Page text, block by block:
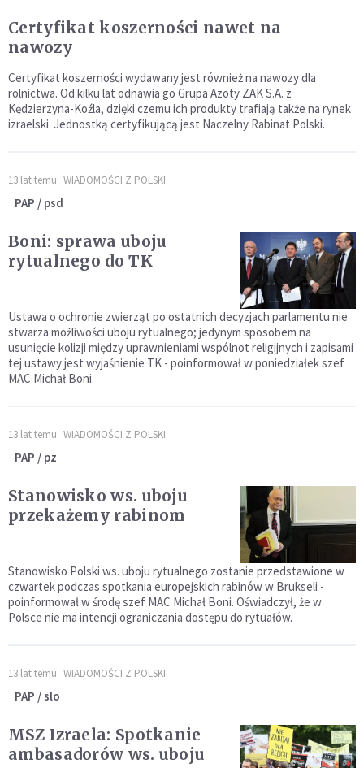
Certyfikat koszerności nawet na
nawozy
Certyfikat koszerności wydawany jest również na nawozy dla
rolnictwa. Od kilku lat odnawia go Grupa Azoty ZAK S.A. z
Kędzierzyna-Koźla, dzięki czemu ich produkty trafiają także na rynek
izraelski. Jednostką certyfikującą jest Naczelny Rabinat Polski.
13 lat temu WIADOMOŚCI Z POLSKI
PAP / psd
Boni: sprawa uboju
rytualnego do TK
Ustawa o ochronie zwierząt po ostatnich decyzjach parlamentu nie
stwarza możliwości uboju rytualnego; jedynym sposobem na
usunięcie kolizji między uprawnieniami wspólnot religijnych i zapisami
tej ustawy jest wyjaśnienie TK - poinformował w poniedziałek szef
MAC Michał Boni.
13 lat temu WIADOMOŚCI Z POLSKI
PAP / pz
Stanowisko ws. uboju
przekażemy rabinom
Stanowisko Polski ws. uboju rytualnego zostanie przedstawione w
czwartek podczas spotkania europejskich rabinów w Brukseli -
poinformował w środę szef MAC Michał Boni. Oświadczył, że w
Polsce nie ma intencji ograniczania dostępu do rytuałów.
13 lat temu WIADOMOŚCI Z POLSKI
PAP / slo
MSZ Izraela: Spotkanie
ambasadorów ws. uboju